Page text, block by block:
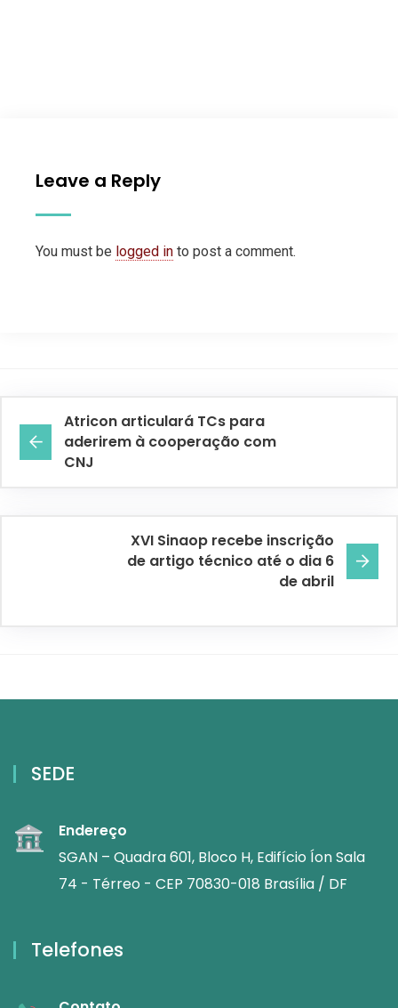
Leave a Reply
You must be logged in to post a comment.
Atricon articulará TCs para
aderirem à cooperação com
CNJ
XVI Sinaop recebe inscrição
de artigo técnico até o dia 6
de abril
SEDE
Endereço
SGAN – Quadra 601, Bloco H, Edifício Íon Sala
74 - Térreo - CEP 70830-018 Brasília / DF
Telefones